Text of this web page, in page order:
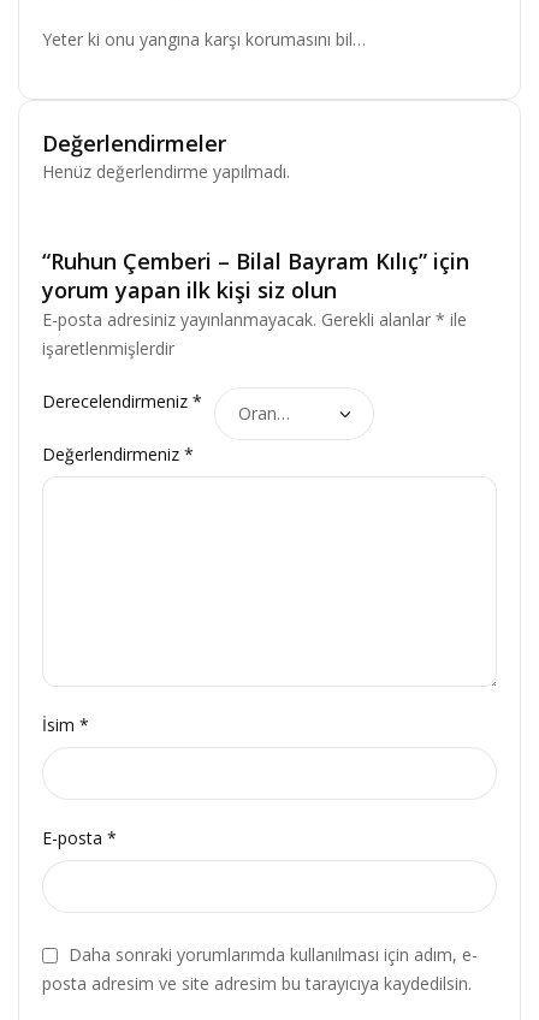
Yeter ki onu yangına karşı korumasını bil…
Değerlendirmeler
Henüz değerlendirme yapılmadı.
“Ruhun Çemberi – Bilal Bayram Kılıç” için
yorum yapan ilk kişi siz olun
E-posta adresiniz yayınlanmayacak. Gerekli alanlar * ile
işaretlenmişlerdir
Derecelendirmeniz *
Değerlendirmeniz *
İsim *
E-posta *
Daha sonraki yorumlarımda kullanılması için adım, e-
posta adresim ve site adresim bu tarayıcıya kaydedilsin.